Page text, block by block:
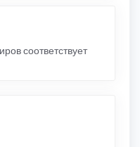
соответствует